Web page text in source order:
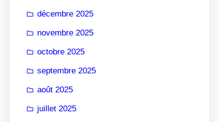
décembre 2025
novembre 2025
octobre 2025
septembre 2025
août 2025
juillet 2025